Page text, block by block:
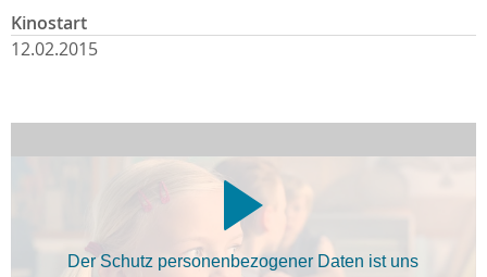
Kinostart
12.02.2015
Der Schutz personenbezogener Daten ist uns